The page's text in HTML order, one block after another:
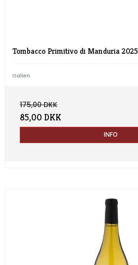
Tombacco Primitivo di Manduria 2025
Italien
175,00 DKK
85,00 DKK
INFO